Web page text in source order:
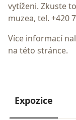
vytíženi. Zkuste
muzea, tel. +420
Více informací
na této stránce.
Expozice